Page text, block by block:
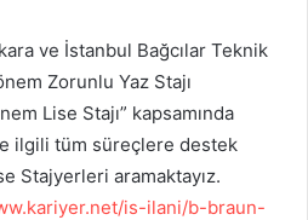
ve İstanbul Bağcılar Teknik
Zorunlu Yaz Stajı
Lise Stajı” kapsamında
ilgili tüm süreçlere destek
Stajyerleri aramaktayız.
is-ilani/b-braun-